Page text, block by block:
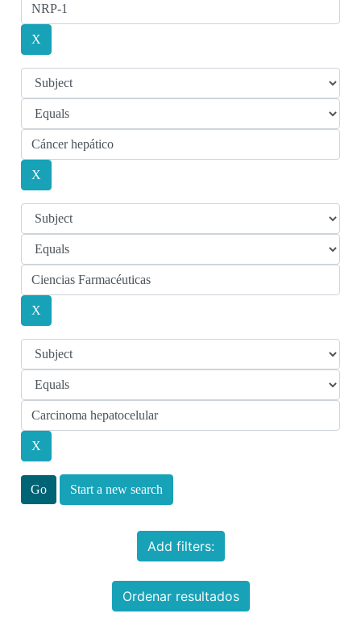
Start a new search
Add filters:
Ordenar resultados